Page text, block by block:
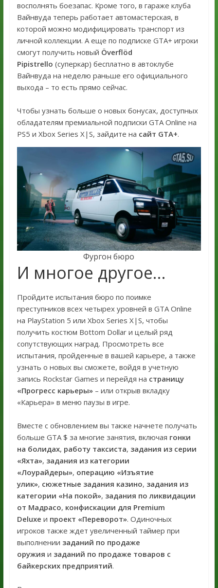
восполнять боезапас. Кроме того, в гараже клуба
Вайнвуда теперь работает автомастерская, в
которой можно модифицировать транспорт из
личной коллекции. А еще по подписке GTA+ игроки
смогут получить новый Överflöd
Pipistrello (суперкар) бесплатно в автоклубе
Вайнвуда на неделю раньше его официального
выхода – то есть прямо сейчас.
Чтобы узнать больше о новых бонусах, доступных
обладателям премиальной подписки GTA Online на
PS5 и Xbox Series X|S, зайдите на сайт GTA+.
Фургон бюро
И многое другое…
Пройдите испытания бюро по поимке
преступников всех четырех уровней в GTA Online
на PlayStation 5 или Xbox Series X|S, чтобы
получить костюм Bottom Dollar и целый ряд
сопутствующих наград. Просмотреть все
испытания, пройденные в вашей карьере, а также
узнать о новых вы сможете, войдя в учетную
запись Rockstar Games и перейдя на страницу
«Прогресс карьеры»– или открыв вкладку
«Карьера» в меню паузы в игре.
Вместе с обновлением вы также начнете получать
больше GTA $ за многие занятия, включая гонки
на болидах, работу таксиста, задания из серии
«Яхта», задания из категории
«Лоурайдеры», операцию «Изъятие
улик», сюжетные задания казино, задания из
категории «На покой», задания по ликвидации
от Мадрасо, конфискации для Premium
Deluxe и проект «Переворот». Одиночных
игроков также ждет увеличенный таймер при
выполнении заданий по продаже
оружия и заданий по продаже товаров с
байкерских предприятий.